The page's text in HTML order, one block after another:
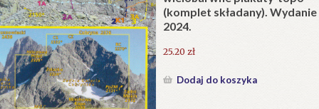
litewskie. Kapliczki i krzyże
jako dzieło sztuki
Opisanie Tatr (Wybór